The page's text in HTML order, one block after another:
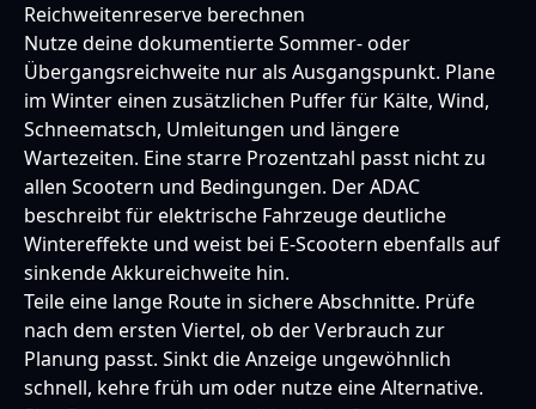
Reichweitenreserve berechnen
Nutze deine dokumentierte Sommer- oder
Übergangsreichweite nur als Ausgangspunkt. Plane
im Winter einen zusätzlichen Puffer für Kälte, Wind,
Schneematsch, Umleitungen und längere
Wartezeiten. Eine starre Prozentzahl passt nicht zu
allen Scootern und Bedingungen. Der ADAC
beschreibt für elektrische Fahrzeuge deutliche
Wintereffekte und weist bei E-Scootern ebenfalls auf
sinkende Akkureichweite hin.
Teile eine lange Route in sichere Abschnitte. Prüfe
nach dem ersten Viertel, ob der Verbrauch zur
Planung passt. Sinkt die Anzeige ungewöhnlich
schnell, kehre früh um oder nutze eine Alternative.